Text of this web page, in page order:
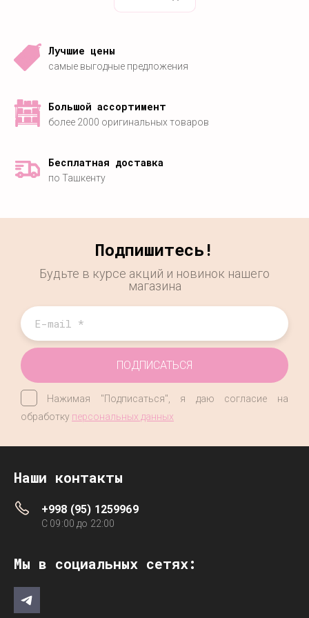
Лучшие цены
самые выгодные предложения
Большой ассортимент
более 2000 оригинальных товаров
Бесплатная доставка
по Ташкенту
Подпишитесь!
Будьте в курсе акций и новинок нашего
магазина
Нажимая "Подписаться", я даю согласие на
обработку персональных данных
ПОДПИСАТЬСЯ
Наши контакты
+998 (95) 1259969
C 09:00 до 22:00
Мы в социальных сетях: